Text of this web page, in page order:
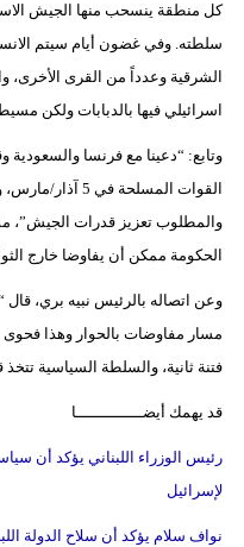
كل منطقة ينسحب منها الجيش
سلطته. وفي غضون أيام سيتم
الشرقية وعدداً من القرى الأخرى،
اسرائيلي فيها بالدبابات ولكن
وتابع: “دعينا مع فرنسا
والمطلوب تعزيز قدرات الجيش”،
الحكومة ممكن أن يفاوضا خارج
وعن اتصاله بالرئيس نبيه بري،
مسار مفاوضات بالحوار وهذا
فتنة ثانية، والسلطة السياسية
قد يهمك أيضــــــــــــــا
رئيس الوزراء اللبناني يؤكد أن
لإسرائيل
نواف سلام يؤكد أن سلاح الدولة